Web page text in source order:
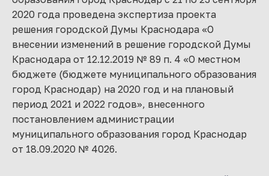
2020 года проведена экспертиза проекта
решения городской Думы Краснодара «О
внесении изменений в решение городской Думы
Краснодара от 12.12.2019 № 89 п. 4 «О местном
бюджете (бюджете муниципального образования
город Краснодар) на 2020 год и на плановый
период 2021 и 2022 годов», внесенного
постановлением администрации
муниципального образования город Краснодар
от 18.09.2020 № 4026.